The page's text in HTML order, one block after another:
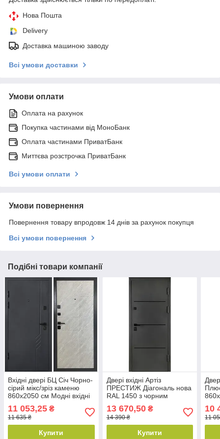
Нова Пошта
Delivery
Доставка машиною заводу
Всі умови доставки
Умови оплати
Оплата на рахунок
Покупка частинами від МоноБанк
Оплата частинами ПриватБанк
Миттєва розстрочка ПриватБанк
Всі умови оплати
Умови повернення
Повернення товару впродовж 14 днів за рахунок покупця
Всі умови повернення
Подібні товари компанії
Вхідні двері БЦ Січ Чорно-
сірий мікс/зріз каменю
860х2050 см Модні вхідні
двері Двері вхідні вуличні
11 053,25 ₴
11 635 ₴
Купити
Двері вхідні Артіз
ПРЕСТИЖ Діагональ нова
RAL 1450 з чорним
молдингом / Дуб шато
графіт ПВХ 860х2050 мм
13 670,50₴
14 390 ₴
Купити
10
11